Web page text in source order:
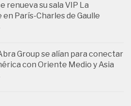
renueva su sala VIP La
en París-Charles de Gaulle
Group se alían para conectar
con Oriente Medio y Asia